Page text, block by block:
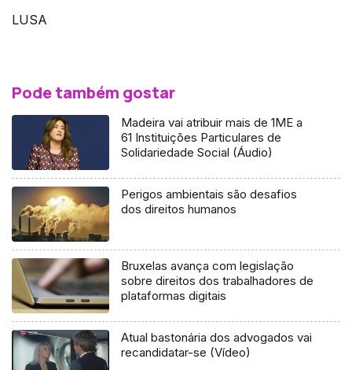
LUSA
Pode também gostar
Madeira vai atribuir mais de 1ME a
61 Instituições Particulares de
Solidariedade Social (Áudio)
Perigos ambientais são desafios
dos direitos humanos
Bruxelas avança com legislação
sobre direitos dos trabalhadores de
plataformas digitais
Atual bastonária dos advogados vai
recandidatar-se (Vídeo)